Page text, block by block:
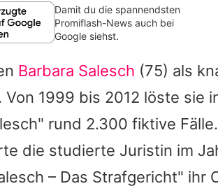
Familie &
App
Team
Damit du die spannendsten
Promiflash-News auch bei
Google siehst.
Barbara Salesch (75) als
Von 1999 bis 2012 löste sie
rund 2.300 fiktive
die studierte Juristin im
– Das Strafgericht" ihr